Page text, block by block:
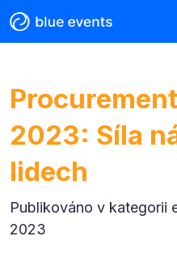
2023: Síla
lidech
Publikováno v kategorii
2023